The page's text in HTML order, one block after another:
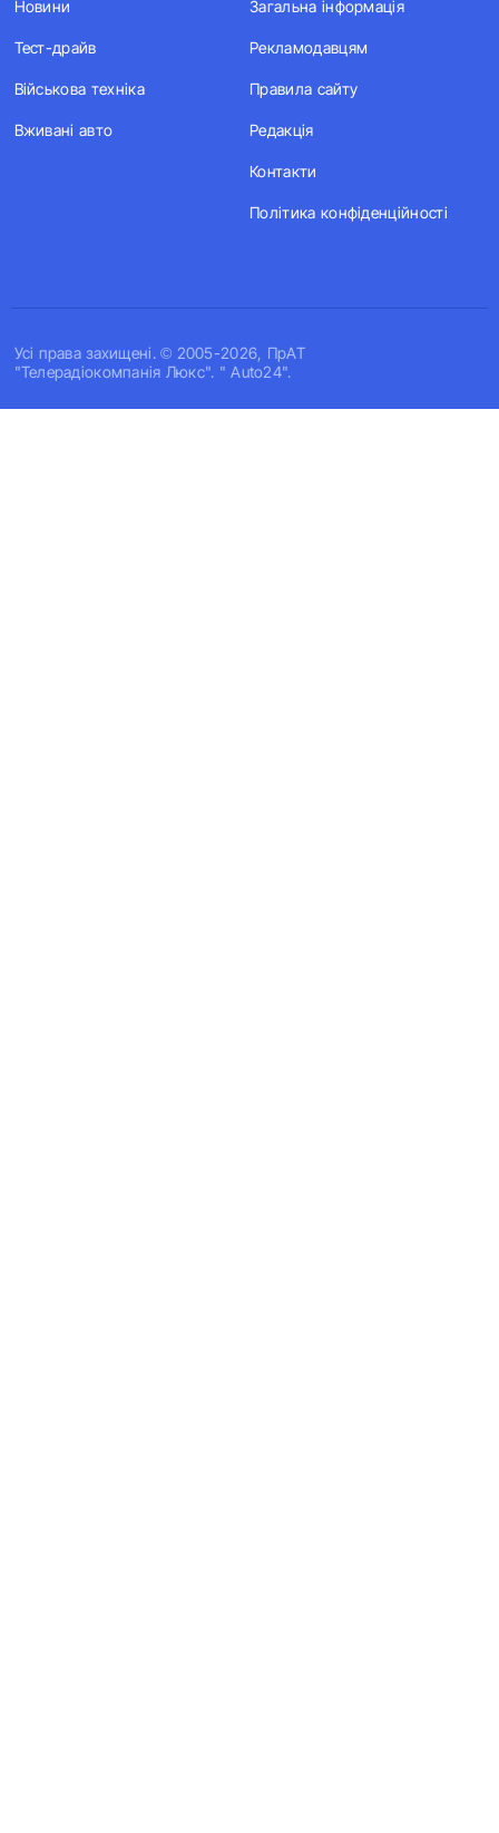
Усi права захищенi. © 2005-2026, ПрАТ
"Телерадіокомпанія Люкс". " Auto24".
Новини
Тест-драйв
Військова техніка
Вживані авто
Загальна інформація
Рекламодавцям
Правила сайту
Редакція
Контакти
Політика конфіденційності